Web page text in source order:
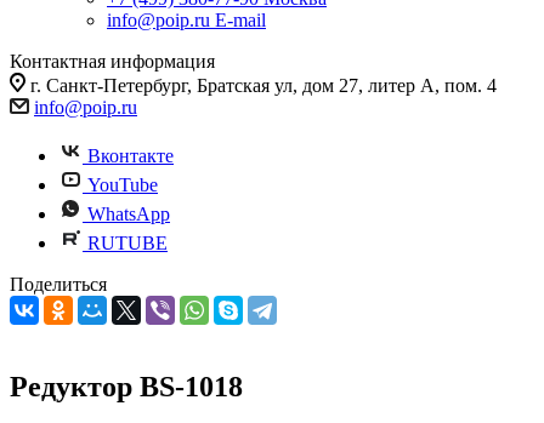
info@poip.ru E-mail
Контактная информация
г. Санкт-Петербург, Братская ул, дом 27, литер А, пом. 4
info@poip.ru
Вконтакте
YouTube
WhatsApp
RUTUBE
Поделиться
Редуктор BS-1018